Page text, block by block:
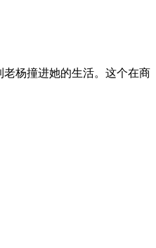
杨撞进她的生活。这个在商